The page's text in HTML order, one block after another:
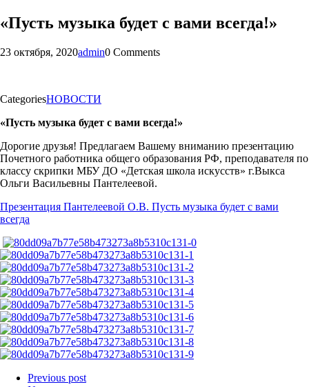
«Пусть музыка будет с вами всегда!»
23 октября, 2020admin0 Comments
CategoriesНОВОСТИ
«Пусть музыка будет с вами всегда!»
Дорогие друзья! Предлагаем Вашему вниманию презентацию
Почетного работника общего образования РФ, преподавателя по
классу скрипки МБУ ДО «Детская школа искусств» г.Выкса
Ольги Васильевны Пантелеевой.
Презентация Пантелеевой О.В. Пусть музыка будет с вами
всегда
Previous post